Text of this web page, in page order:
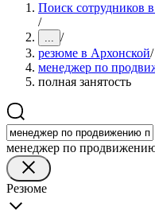
Поиск сотрудников
/
... /
резюме в Архонской/
менеджер по
полная занятость
менеджер по
Резюме